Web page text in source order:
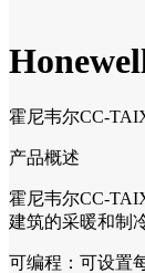
霍尼韦尔CC-
产品概述
霍尼韦尔CC-
建筑的采暖和制
可编程：可设置